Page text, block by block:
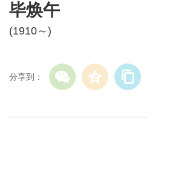
毕焕午
(1910～)
分享到：